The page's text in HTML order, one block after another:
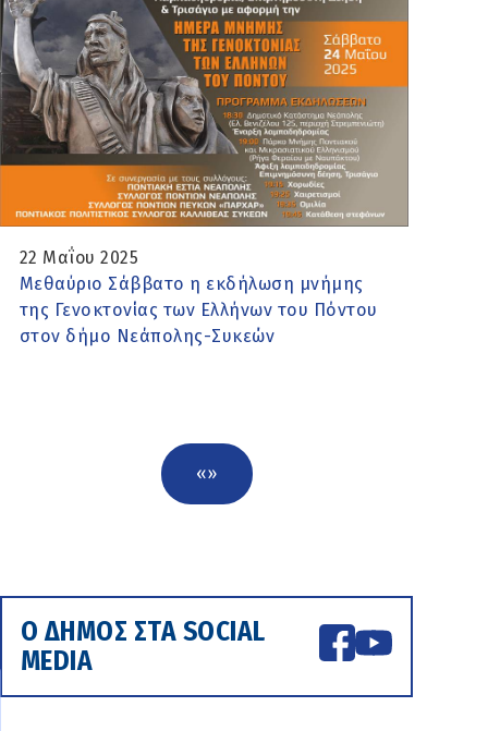
22 Μαΐου 2025
Μεθαύριο Σάββατο η εκδήλωση μνήμης
της Γενοκτονίας των Ελλήνων του Πόντου
στον δήμο Νεάπολης-Συκεών
«»
Ο ΔΗΜΟΣ ΣΤΑ SOCIAL
MEDIA